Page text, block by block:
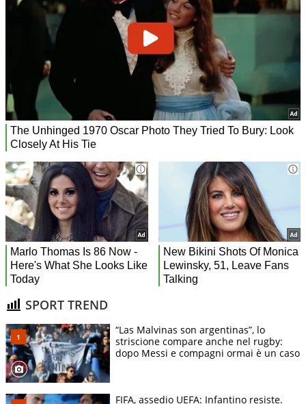
SPORT TREND
“Las Malvinas son argentinas”, lo
striscione compare anche nel rugby:
dopo Messi e compagni ormai è un caso
FIFA, assedio UEFA: Infantino resiste.